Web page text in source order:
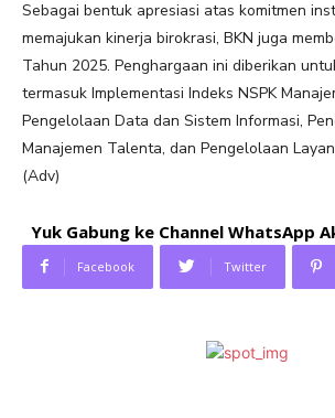
Sebagai bentuk apresiasi atas komitmen
memajukan kinerja birokrasi, BKN juga
Tahun 2025. Penghargaan ini diberikan
termasuk Implementasi Indeks NSPK
Pengelolaan Data dan Sistem Informasi,
Manajemen Talenta, dan Pengelolaan
(Adv)
Yuk Gabung ke Channel WhatsApp
Facebook Twitter